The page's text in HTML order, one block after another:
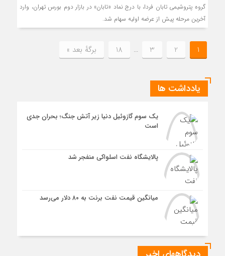
گروه پتروشیمی تابان فردا، با درج نماد «تابان» در بازار دوم بورس تهران، وارد
آخرین مرحله پیش از عرضه اولیه سهام شد.
1
2
3
…
18 برگهٔ بعد »
یادداشت ها
یک سوم گازوئیل دنیا زیر آتش جنگ؛ بحران جدی
است
پالایشگاه نفت اسلواکی منفجر شد
میانگین قیمت نفت برنت به ۸۰ دلار می‌رسد